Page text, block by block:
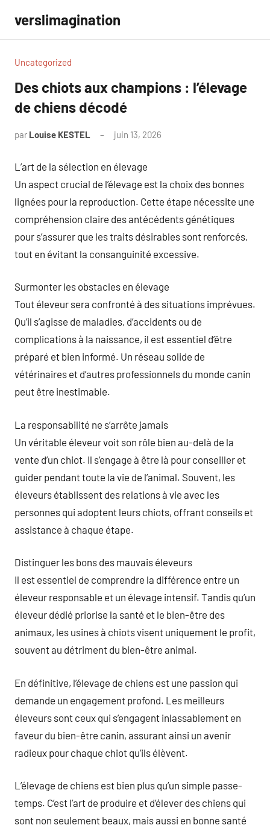
contenu
verslimagination
Uncategorized
Des chiots aux champions : l’élevage
de chiens décodé
par Louise KESTEL juin 13, 2026
L’art de la sélection en élevage
Un aspect crucial de l’élevage est la choix des bonnes
lignées pour la reproduction. Cette étape nécessite une
compréhension claire des antécédents génétiques
pour s’assurer que les traits désirables sont renforcés,
tout en évitant la consanguinité excessive.
Surmonter les obstacles en élevage
Tout éleveur sera confronté à des situations imprévues.
Qu’il s’agisse de maladies, d’accidents ou de
complications à la naissance, il est essentiel d’être
préparé et bien informé. Un réseau solide de
vétérinaires et d’autres professionnels du monde canin
peut être inestimable.
La responsabilité ne s’arrête jamais
Un véritable éleveur voit son rôle bien au-delà de la
vente d’un chiot. Il s’engage à être là pour conseiller et
guider pendant toute la vie de l’animal. Souvent, les
éleveurs établissent des relations à vie avec les
personnes qui adoptent leurs chiots, offrant conseils et
assistance à chaque étape.
Distinguer les bons des mauvais éleveurs
Il est essentiel de comprendre la différence entre un
éleveur responsable et un élevage intensif. Tandis qu’un
éleveur dédié priorise la santé et le bien-être des
animaux, les usines à chiots visent uniquement le profit,
souvent au détriment du bien-être animal.
En définitive, l’élevage de chiens est une passion qui
demande un engagement profond. Les meilleurs
éleveurs sont ceux qui s’engagent inlassablement en
faveur du bien-être canin, assurant ainsi un avenir
radieux pour chaque chiot qu’ils élèvent.
L’élevage de chiens est bien plus qu’un simple passe-
temps. C’est l’art de produire et d’élever des chiens qui
sont non seulement beaux, mais aussi en bonne santé